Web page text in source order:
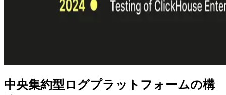
中央集約型ログプラットフォームの構